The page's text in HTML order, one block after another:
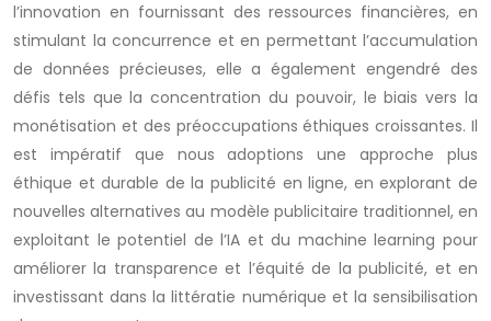
l’innovation en fournissant des ressources financières, en
stimulant la concurrence et en permettant l’accumulation
de données précieuses, elle a également engendré des
défis tels que la concentration du pouvoir, le biais vers la
monétisation et des préoccupations éthiques croissantes. Il
est impératif que nous adoptions une approche plus
éthique et durable de la publicité en ligne, en explorant de
nouvelles alternatives au modèle publicitaire traditionnel, en
exploitant le potentiel de l’IA et du machine learning pour
améliorer la transparence et l’équité de la publicité, et en
investissant dans la littératie numérique et la sensibilisation